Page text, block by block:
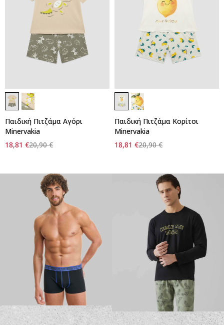
Γρήγορη προσθήκη στο
1
2
Παιδική Πιτζάμα Αγόρι
Minervakia
20,90€
18,81 €
Γρήγορη προσθήκη στο
1
4
Παιδική Πιτζάμα Κορίτσι
Minervakia
20,90€
18,81 €